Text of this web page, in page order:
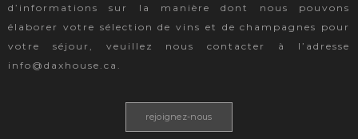
d’informations sur la manière dont nous pouvons
élaborer votre sélection de vins et de champagnes pour
votre séjour, veuillez nous contacter à l’adresse
info@daxhouse.ca.
rejoignez-nous